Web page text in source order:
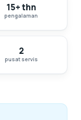
15+ thn
pengalaman
2
pusat servis